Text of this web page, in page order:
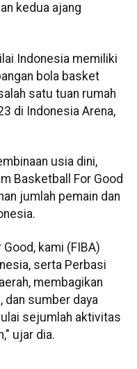
kedua ajang
Indonesia memiliki
bola basket
satu tuan rumah
di Indonesia Arena,
usia dini,
Basketball For Good
jumlah pemain dan
kami (FIBA)
serta Perbasi
membagikan
dan sumber daya
sejumlah aktivitas
ujar dia.